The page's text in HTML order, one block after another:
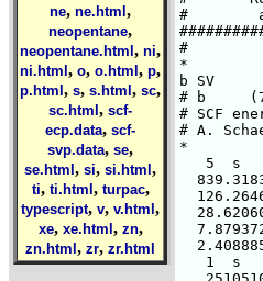
ne, ne.html ,
neopentane,
neopentane.html , ni,
ni.html , o, o.html , p,
p.html , s, s.html , sc,
sc.html , scf-
ecp.data, scf-
svp.data, se,
se.html , si, si.html ,
ti, ti.html , turpac,
typescript, v, v.html ,
xe, xe.html , zn,
zn.html , zr, zr.html